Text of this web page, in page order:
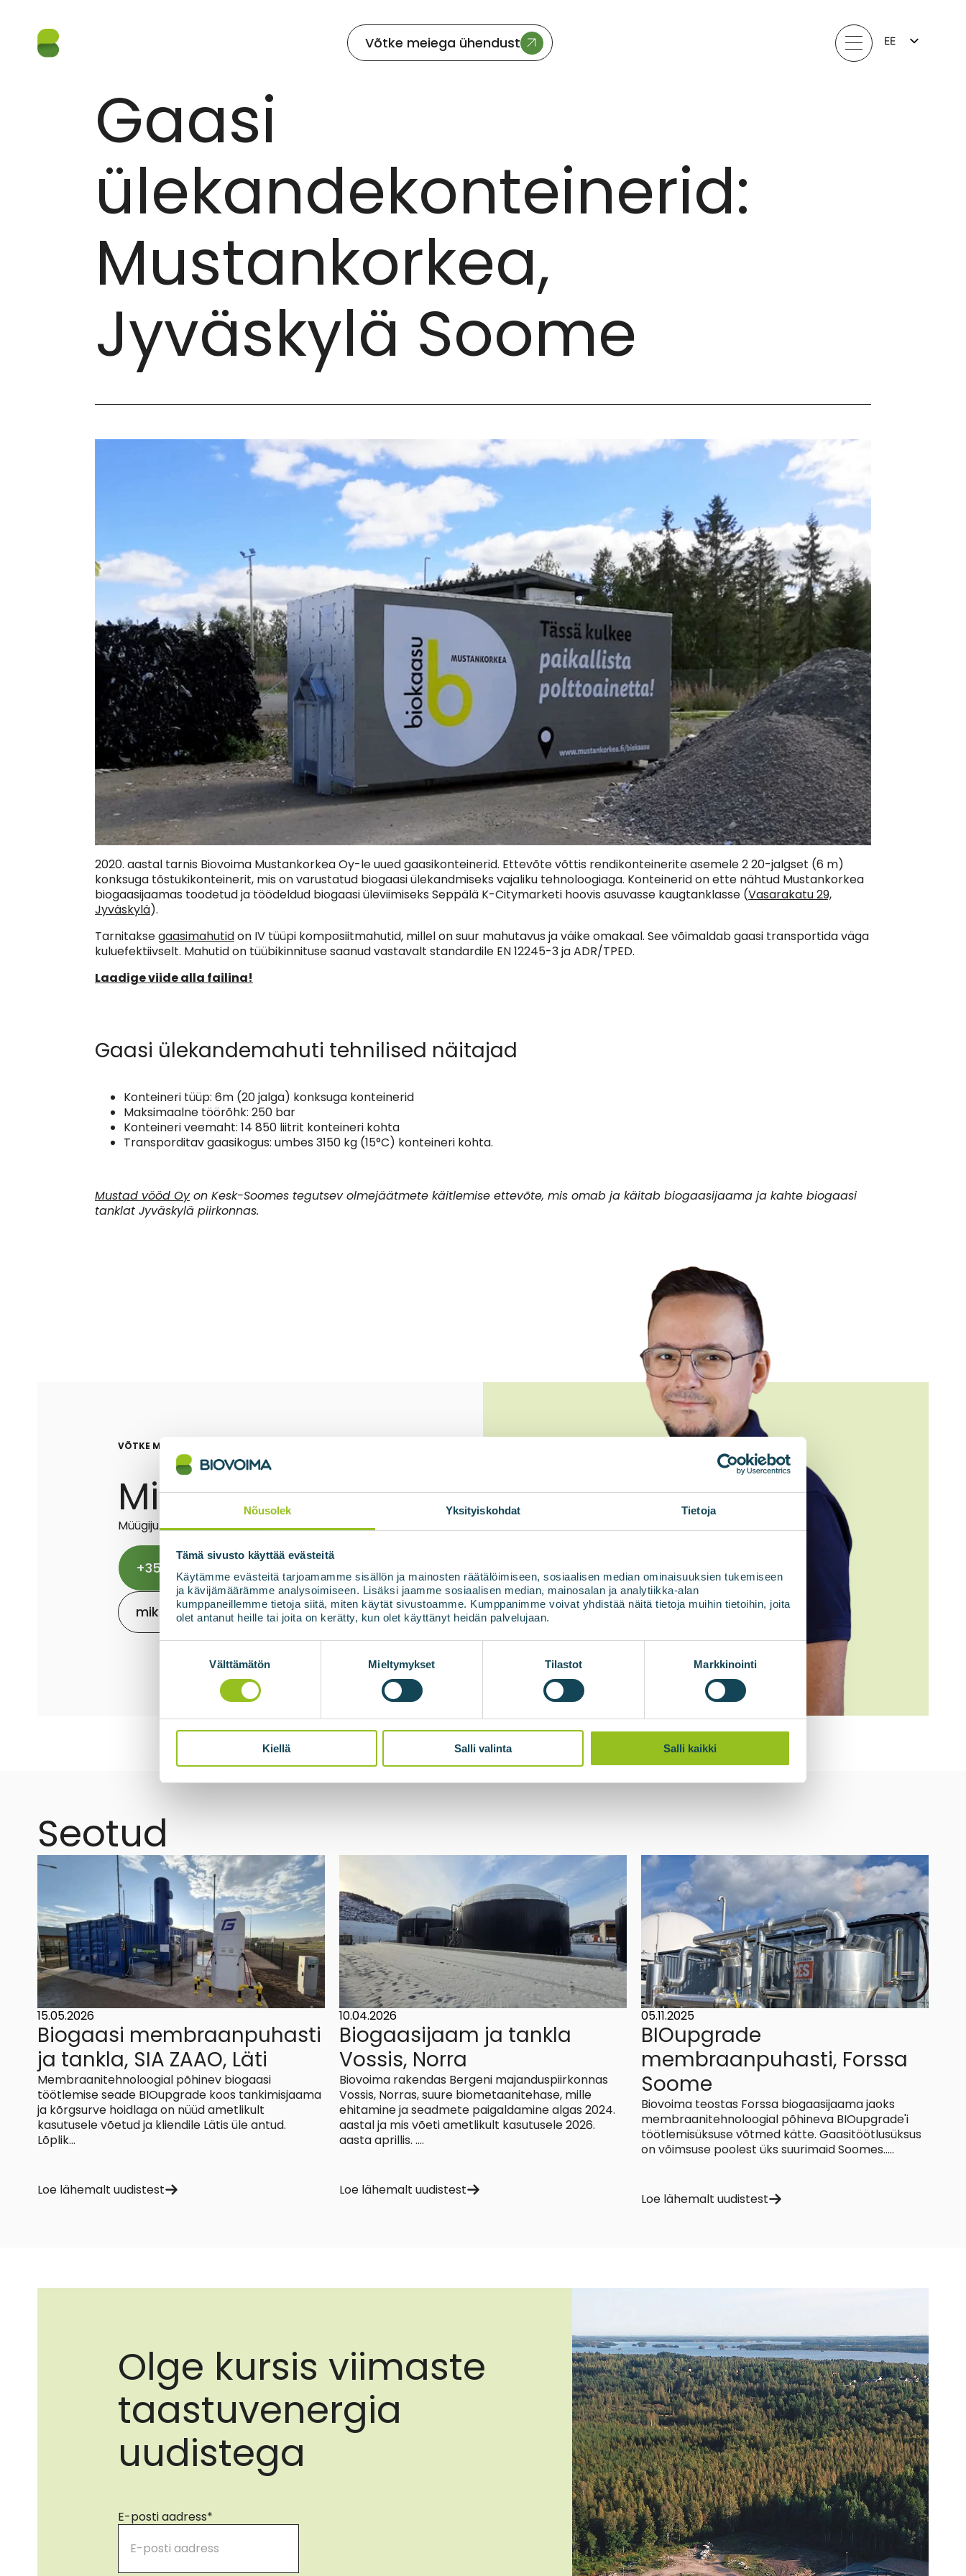
Nõusolek Yksityiskohdat Tietoja
Tämä sivusto käyttää evästeitä
Käytämme evästeitä tarjoamamme sisällön ja mainosten räätälöimiseen, sosiaalisen median ominaisuuksien tukemiseen
ja kävijämäärämme analysoimiseen. Lisäksi jaamme sosiaalisen median, mainosalan ja analytiikka-alan
kumppaneillemme tietoja siitä, miten käytät sivustoamme. Kumppanimme voivat yhdistää näitä tietoja muihin tietoihin, joita
olet antanut heille tai joita on kerätty, kun olet käyttänyt heidän palvelujaan.
Välttämätön Mieltymykset Tilastot Markkinointi
Kiellä Salli valinta Salli kaikki
Võtke meiega ühendust
EE
GAASI ÜLEKANDEKONTEINERID: MUSTANKORKEA, JYVÄSKYLÄ SOOME
Gaasi
ülekandekonteinerid:
Mustankorkea,
Jyväskylä Soome
2020. aastal tarnis Biovoima Mustankorkea Oy-le uued gaasikonteinerid. Ettevõte võttis rendikonteinerite asemele 2 20-jalgset (6 m)
konksuga tõstukikonteinerit, mis on varustatud biogaasi ülekandmiseks vajaliku tehnoloogiaga. Konteinerid on ette nähtud Mustankorkea
biogaasijaamas toodetud ja töödeldud biogaasi üleviimiseks Seppälä K-Citymarketi hoovis asuvasse kaugtanklasse (Vasarakatu 29,
Jyväskylä).
Tarnitaksegaasimahutidon IV tüüpi komposiitmahutid, millel on suur mahutavus ja väike omakaal. See võimaldab gaasi transportida väga
kuluefektiivselt. Mahutid on tüübikinnituse saanud vastavalt standardile EN 12245-3 ja ADR/TPED.
Laadige viide alla failina!
Gaasi ülekandemahuti tehnilised näitajad
Konteineri tüüp: 6m (20 jalga) konksuga konteinerid
Maksimaalne töörõhk: 250 bar
Konteineri veemaht: 14 850 liitrit konteineri kohta
Transporditav gaasikogus: umbes 3150 kg (15°C) konteineri kohta.
Mustad vööd Oyon Kesk-Soomes tegutsev olmejäätmete käitlemise ettevõte, mis omab ja käitab biogaasijaama ja kahte biogaasi
tanklat Jyväskylä piirkonnas.
VÕTKE MEIEGA ÜHENDUST
Mikko Bengts
Müügijuht
+358 50 549 0882
mikko.bengts@biovoima.fi
Seotud
15.05.2026
Biogaasi membraanpuhasti
ja tankla, SIA ZAAO, Läti
Membraanitehnoloogial põhinev biogaasi
töötlemise seade BIOupgrade koos tankimisjaama
ja kõrgsurve hoidlaga on nüüd ametlikult
kasutusele võetud ja kliendile Lätis üle antud.
Lõplik...
Loe lähemalt uudistest
10.04.2026
Biogaasijaam ja tankla
Vossis, Norra
Biovoima rakendas Bergeni majanduspiirkonnas
Vossis, Norras, suure biometaanitehase, mille
ehitamine ja seadmete paigaldamine algas 2024.
aastal ja mis võeti ametlikult kasutusele 2026.
aasta aprillis. ....
Loe lähemalt uudistest
05.11.2025
BIOupgrade
membraanpuhasti, Forssa
Soome
Biovoima teostas Forssa biogaasijaama jaoks
membraanitehnoloogial põhineva BIOupgrade'i
töötlemisüksuse võtmed kätte. Gaasitöötlusüksus
on võimsuse poolest üks suurimaid Soomes.....
Loe lähemalt uudistest
Olge kursis viimaste
taastuvenergia
uudistega
E-posti aadress*